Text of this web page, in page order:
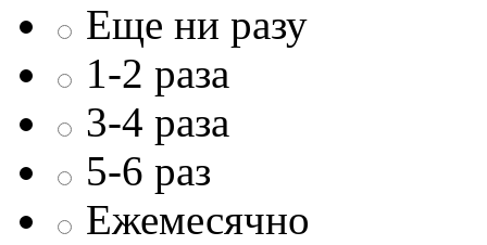
Еще ни разу
1-2 раза
3-4 раза
5-6 раз
Ежемесячно